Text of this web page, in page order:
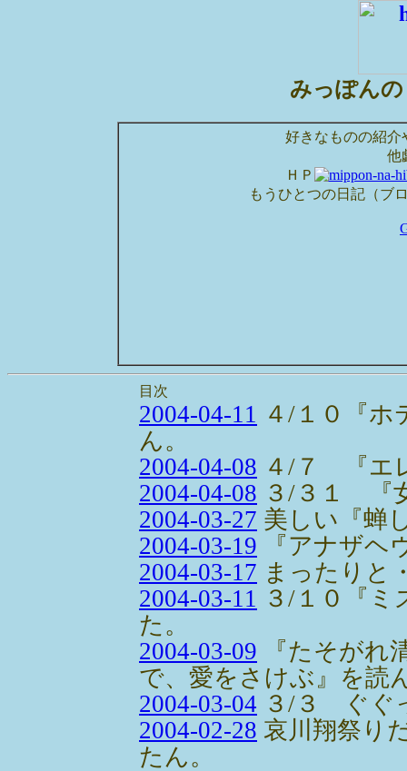
みっぽん
好きなものの紹介
他
ＨＰ
もうひとつの日記（ブ
目次
2004-04-11 ４/１０『
ん。
2004-04-08 ４/７ 『エ
2004-04-08 ３/３１ 『
2004-03-27 美しい『蝉
2004-03-19 『アナザヘ
2004-03-17 まったりと
2004-03-11 ３/１０『
た。
2004-03-09 『たそがれ
で、愛をさけぶ』を読
2004-03-04 ３/３ ぐぐ
2004-02-28 哀川翔祭り
たん。